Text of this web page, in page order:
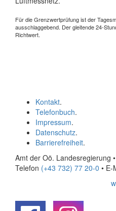
Für die Grenzwertprüfung ist der
ausschlaggebend. Der gleitende 24-
Richtwert.
Kontakt.
Telefonbuch.
Impressum.
Datenschutz.
Barrierefreiheit.
Amt der Oö. Landesregierung
Telefon (+43 732) 77 20-0 • E-